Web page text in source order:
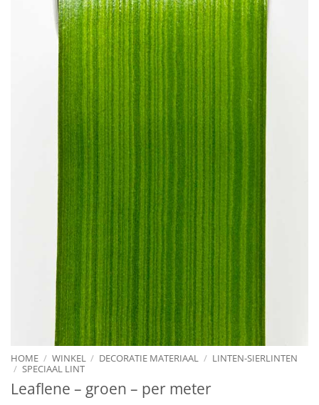
aan
wenslijst
HOME / WINKEL / DECORATIE MATERIAAL / LINTEN-SIERLINTEN
/ SPECIAAL LINT
Leaflene – groen – per meter